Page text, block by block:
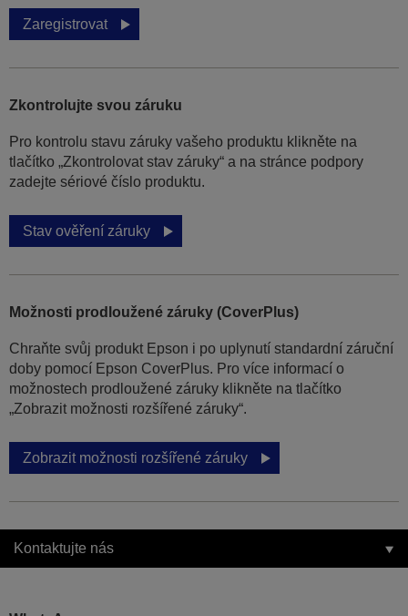
Zaregistrovat
Zkontrolujte svou záruku
Pro kontrolu stavu záruky vašeho produktu klikněte na
tlačítko „Zkontrolovat stav záruky“ a na stránce podpory
zadejte sériové číslo produktu.
Stav ověření záruky
Možnosti prodloužené záruky (CoverPlus)
Chraňte svůj produkt Epson i po uplynutí standardní záruční
doby pomocí Epson CoverPlus. Pro více informací o
možnostech prodloužené záruky klikněte na tlačítko
„Zobrazit možnosti rozšířené záruky“.
Zobrazit možnosti rozšířené záruky
Kontaktujte nás